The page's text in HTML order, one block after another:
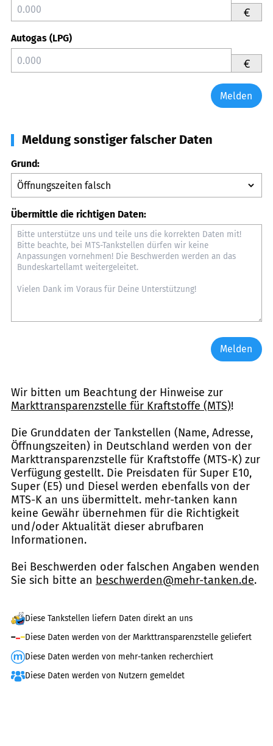
€
Autogas (LPG)
€
Melden
Meldung sonstiger falscher Daten
Grund:
Übermittle die richtigen Daten:
Melden
Wir bitten um Beachtung der Hinweise zur
Markttransparenzstelle für Kraftstoffe (MTS)!
Die Grunddaten der Tankstellen (Name, Adresse,
Öffnungszeiten) in Deutschland werden von der
Markttransparenzstelle für Kraftstoffe (MTS-K) zur
Verfügung gestellt. Die Preisdaten für Super E10,
Super (E5) und Diesel werden ebenfalls von der
MTS-K an uns übermittelt. mehr-tanken kann
keine Gewähr übernehmen für die Richtigkeit
und/oder Aktualität dieser abrufbaren
Informationen.
Bei Beschwerden oder falschen Angaben wenden
Sie sich bitte an beschwerden@mehr-tanken.de.
Diese Tankstellen liefern Daten direkt an uns
Diese Daten werden von der Markttransparenzstelle geliefert
Diese Daten werden von mehr-tanken recherchiert
Diese Daten werden von Nutzern gemeldet